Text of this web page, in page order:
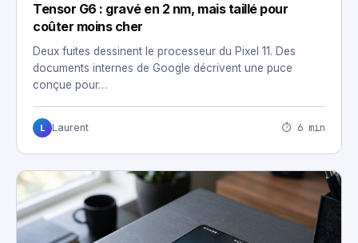
Tensor G6 : gravé en 2 nm, mais taillé pour
coûter moins cher
Deux fuites dessinent le processeur du Pixel 11. Des
documents internes de Google décrivent une puce
conçue pour…
L Laurent ⏱ 6 min